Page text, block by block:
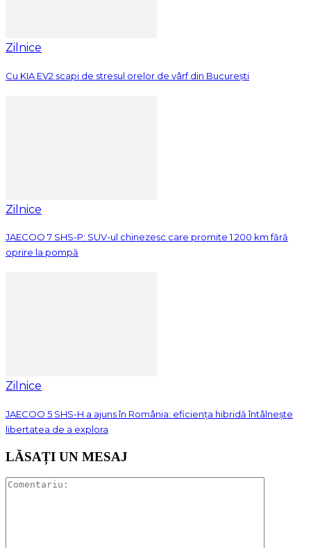
Zilnice
Cu KIA EV2 scapi de stresul orelor de vârf din București
Zilnice
JAECOO 7 SHS-P: SUV-ul chinezesc care promite 1.200 km fără
oprire la pompă
Zilnice
JAECOO 5 SHS-H a ajuns în România: eficiența hibridă întâlnește
libertatea de a explora
LĂSAȚI UN MESAJ